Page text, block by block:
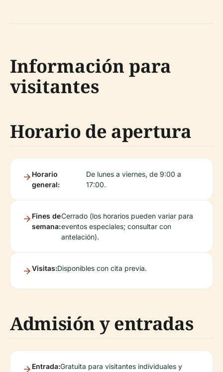
Información para
visitantes
Horario de apertura
Horario
general:
De lunes a viernes, de 9:00 a
17:00.
Fines de
semana:
Cerrado (los horarios pueden variar para
eventos especiales; consultar con
antelación).
Visitas:Disponibles con cita previa.
Admisión y entradas
Entrada:Gratuita para visitantes individuales y